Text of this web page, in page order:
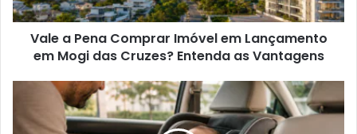
Vale a Pena Comprar Imóvel em Lançamento
em Mogi das Cruzes? Entenda as Vantagens